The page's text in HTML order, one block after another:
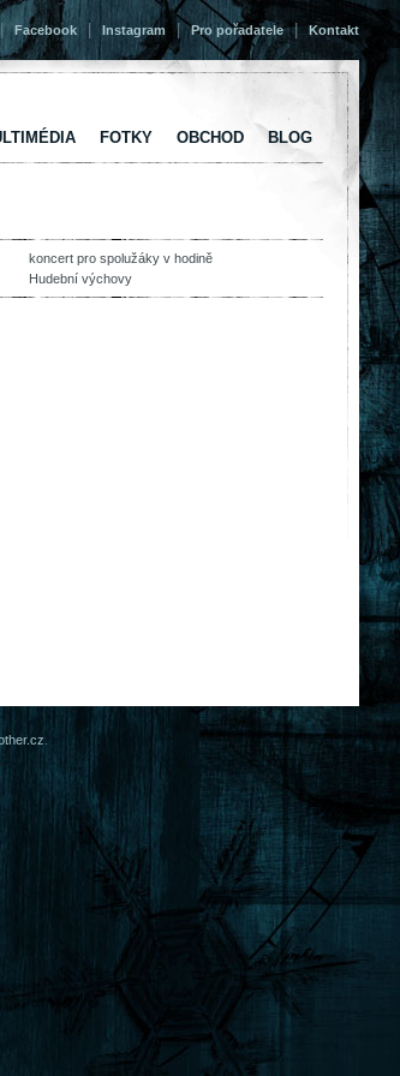
| Facebook Instagram | Pro pořadatele | Kontakt
koncert pro spolužáky v hodině
Hudební výchovy
FOTKY OBCHOD BLOG